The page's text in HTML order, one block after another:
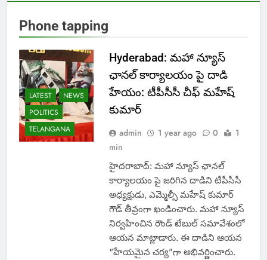
Phone tapping
LATEST
NEWS
POLITICS
TELANGANA
Hyderabad: మహా న్యూస్
ఛానల్ కార్యాలయం పై దాడి
హేయం: టీపీసీసీ చీఫ్ మహేష్
కుమార్
admin 1 year ago 0
1
min
హైదరాబాద్: మహా న్యూస్ ఛానల్
కార్యాలయం పై జరిగిన దాడిని టీపీసీసీ
అధ్యక్షుడు, ఎమ్మెల్సీ మహేష్ కుమార్
గౌడ్ తీవ్రంగా ఖండించారు. మహా న్యూస్
నిర్వహించిన రౌండ్ టేబుల్ సమావేశంలో
ఆయన మాట్లాడారు. ఈ దాడిని ఆయన
“హేయమైన చర్య”గా అభివర్ణించారు.